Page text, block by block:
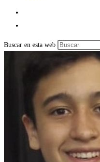
Buscar en esta web